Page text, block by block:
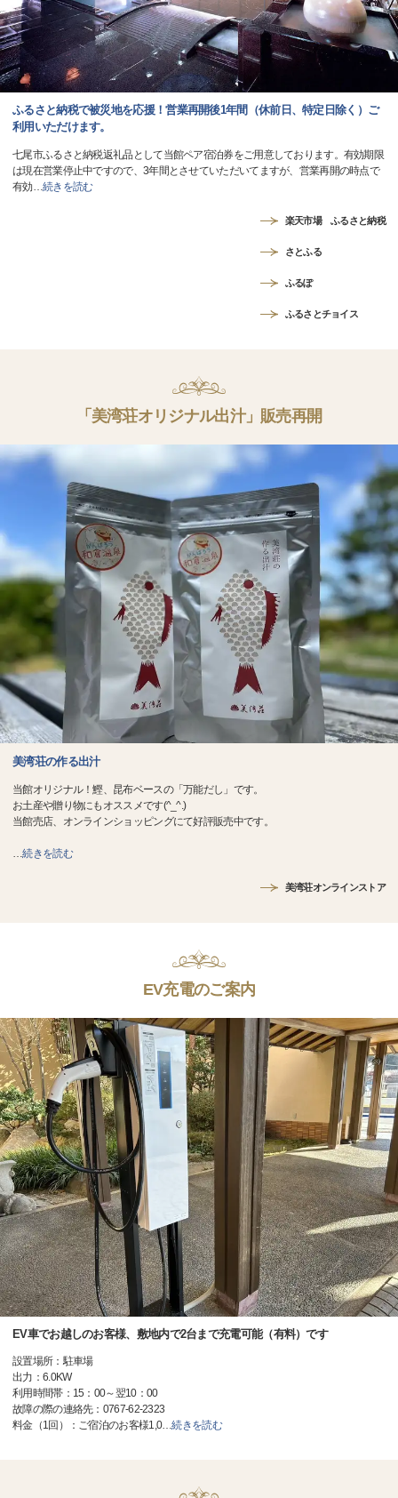
ふるさと納税で被災地を応援！営業再開後1年間（休前日、特定日除く）ご
利用いただけます。
七尾市ふるさと納税返礼品として当館ペア宿泊券をご用意しております。有効期限
は現在営業停止中ですので、3年間とさせていただいてますが、営業再開の時点で
有効…続きを読む
楽天市場 ふるさと納税
さとふる
ふるぽ
ふるさとチョイス
「美湾荘オリジナル出汁」販売再開
美湾荘の作る出汁
当館オリジナル！鰹、昆布ベースの「万能だし」です。
お土産や贈り物にもオススメです(^_^.)
当館売店、オンラインショッピングにて好評販売中です。
…続きを読む
美湾荘オンラインストア
EV充電のご案内
EV車でお越しのお客様、敷地内で2台まで充電可能（有料）です
設置場所：駐車場
出力：6.0KW
利用時間帯：15：00～翌10：00
故障の際の連絡先：0767-62-2323
料金（1回）：ご宿泊のお客様1,0…続きを読む